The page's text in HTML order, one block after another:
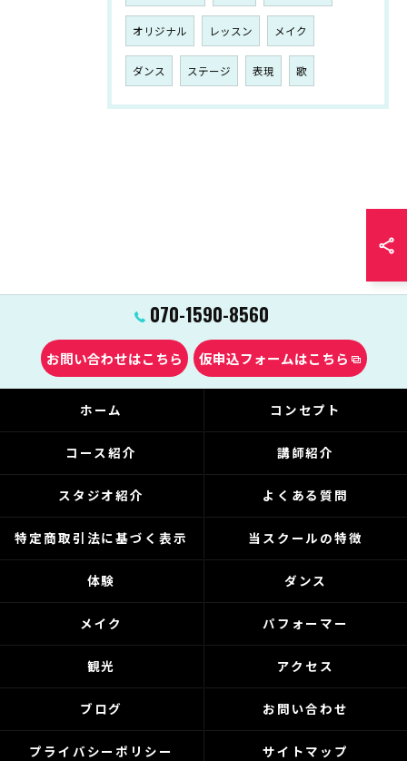
オリジナル レッスン メイク
ダンス ステージ 表現 歌
070-1590-8560
お問い合わせはこちら 仮申込フォームはこちら
ホーム コンセプト
コース紹介 講師紹介
スタジオ紹介 よくある質問
特定商取引法に基づく表示 当スクールの特徴
体験 ダンス
メイク パフォーマー
観光 アクセス
ブログ お問い合わせ
プライバシーポリシー サイトマップ